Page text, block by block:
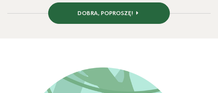
DOBRA, POPROSZĘ!